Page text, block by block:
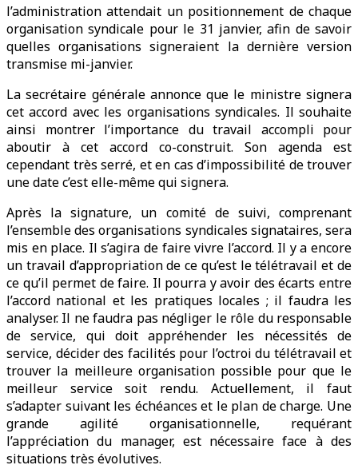
l’administration attendait un positionnement de chaque
organisation syndicale pour le 31 janvier, afin de savoir
quelles organisations signeraient la dernière version
transmise mi-janvier.
La secrétaire générale annonce que le ministre signera
cet accord avec les organisations syndicales. Il souhaite
ainsi montrer l’importance du travail accompli pour
aboutir à cet accord co-construit. Son agenda est
cependant très serré, et en cas d’impossibilité de trouver
une date c’est elle-même qui signera.
Après la signature, un comité de suivi, comprenant
l’ensemble des organisations syndicales signataires, sera
mis en place. Il s’agira de faire vivre l’accord. Il y a encore
un travail d’appropriation de ce qu’est le télétravail et de
ce qu’il permet de faire. Il pourra y avoir des écarts entre
l’accord national et les pratiques locales ; il faudra les
analyser. Il ne faudra pas négliger le rôle du responsable
de service, qui doit appréhender les nécessités de
service, décider des facilités pour l’octroi du télétravail et
trouver la meilleure organisation possible pour que le
meilleur service soit rendu. Actuellement, il faut
s’adapter suivant les échéances et le plan de charge. Une
grande agilité organisationnelle, requérant
l’appréciation du manager, est nécessaire face à des
situations très évolutives.